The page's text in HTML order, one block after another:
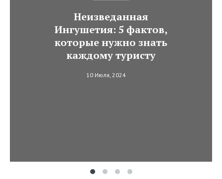
Неизведанная
Ингушетия: 5 фактов,
которые нужно знать
каждому туристу
10 Июля, 2024